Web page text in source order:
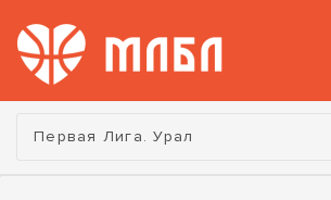
Турнир:
Первая Лига. Урал